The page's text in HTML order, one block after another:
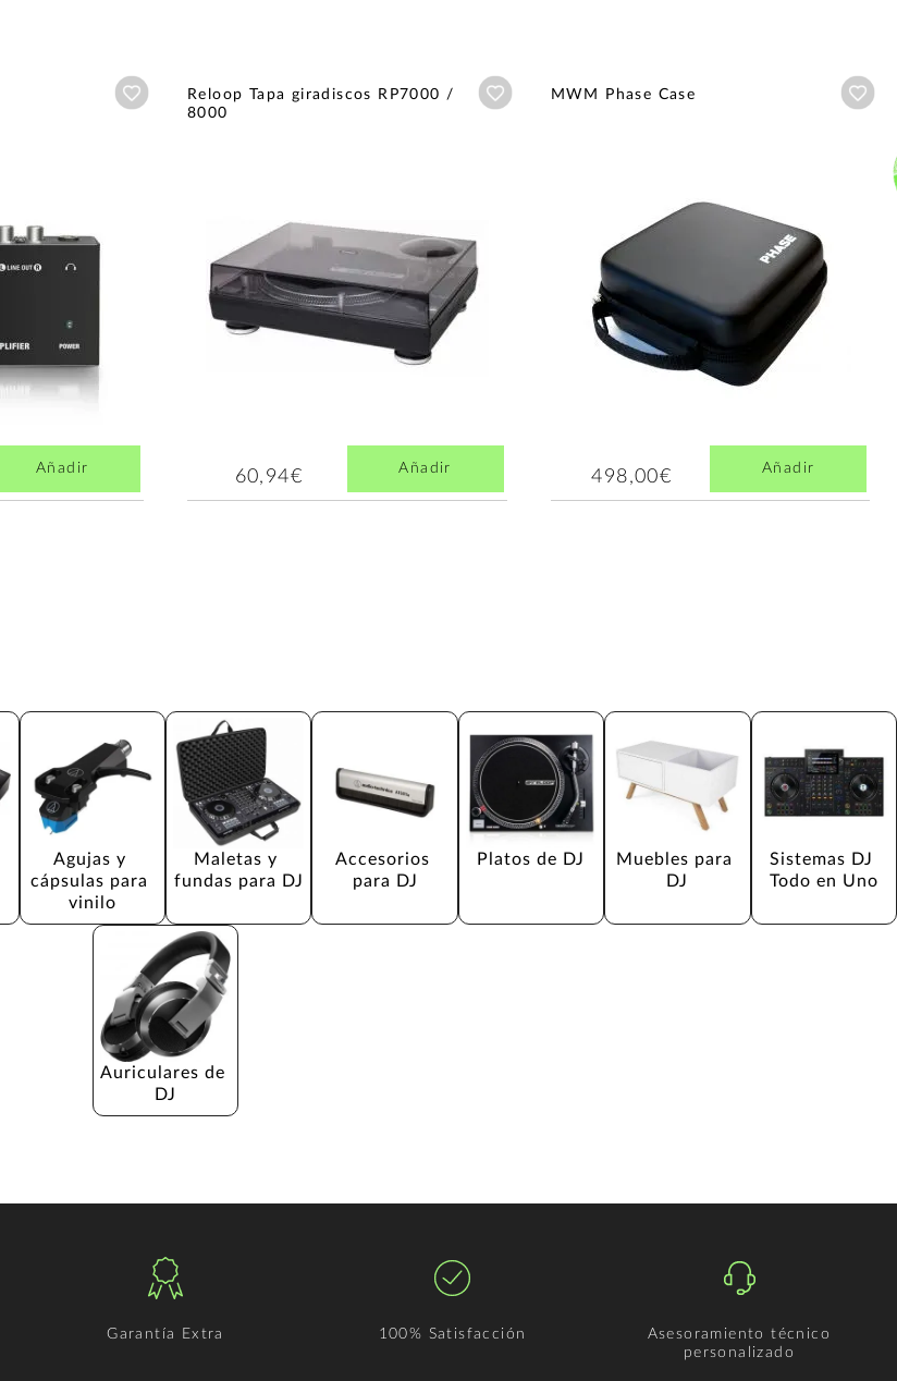
Añadir a wishlist
Añadir
Reloop Tapa giradiscos RP7000 /
8000
Añadir a wishlist
60,94€ Añadir
MWM Phase Case
498,00€ Añadir
Agujas y
cápsulas para
vinilo
Maletas y
fundas para DJ
Accesorios
para DJ
Platos de DJ
Muebles para
DJ
Sistemas DJ
Todo en Uno
Auriculares de
DJ
Garantía Extra 100% Satisfacción
Asesoramiento técnico
personalizado